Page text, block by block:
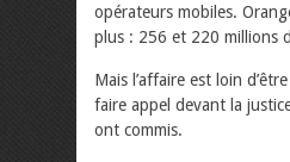
opérateurs mobiles.
plus : 256 et 220 millions
Mais l’affaire est loin
faire appel devant la
ont commis.